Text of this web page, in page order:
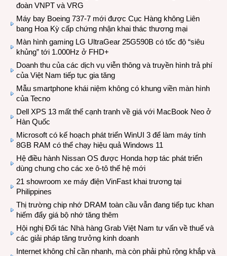
đoàn VNPT và VRG
Máy bay Boeing 737-7 mới được Cục Hàng không Liên
bang Hoa Kỳ cấp chứng nhận khai thác thương mại
Màn hình gaming LG UltraGear 25G590B có tốc độ “siêu
khủng” tới 1.000Hz ở FHD+
Doanh thu của các dịch vụ viễn thông và truyền hình trả phí
của Việt Nam tiếp tục gia tăng
Mẫu smartphone khái niệm không có khung viền màn hình
của Tecno
Dell XPS 13 mất thế cạnh tranh về giá với MacBook Neo ở
Hàn Quốc
Microsoft có kế hoạch phát triển WinUI 3 để làm máy tính
8GB RAM có thể chạy hiệu quả Windows 11
Hệ điều hành Nissan OS được Honda hợp tác phát triển
dùng chung cho các xe ô-tô thế hệ mới
21 showroom xe máy điện VinFast khai trương tại
Philippines
Thị trường chip nhớ DRAM toàn cầu vẫn đang tiếp tục khan
hiếm đẩy giá bộ nhớ tăng thêm
Hội nghị Đối tác Nhà hàng Grab Việt Nam tư vấn về thuế và
các giải pháp tăng trưởng kinh doanh
Internet không chỉ cần nhanh, mà còn phải phủ rộng khắp và